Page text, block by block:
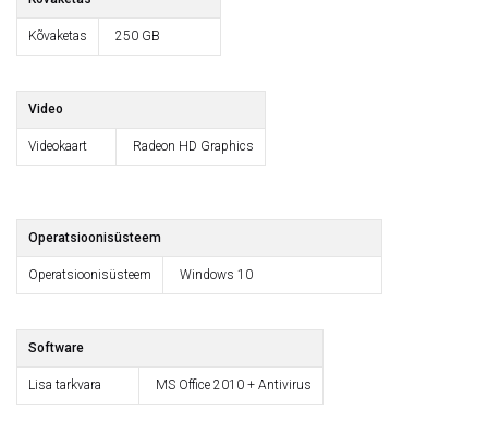
Kõvaketas 250 GB
Video
Videokaart Radeon HD Graphics
Operatsioonisüsteem
Operatsioonisüsteem Windows 10
Software
Lisa tarkvara MS Office 2010 + Antivirus